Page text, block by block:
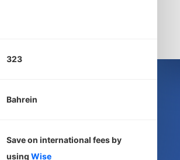
323
Bahrein
Save on international fees by
using Wise